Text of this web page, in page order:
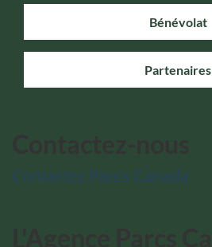
Bénévolat
Partenaires
Contactez Parcs Canada